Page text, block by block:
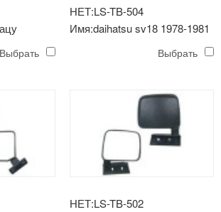
Выбрать
НЕТ:LS-TB-504
Имя:daihatsu sv18 1978-1981
Выбрать
НЕТ:LS-TB-502